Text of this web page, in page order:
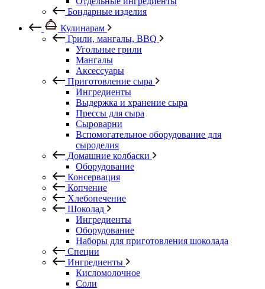
Бондарные изделия
Кулинарам
Грили, мангалы, BBQ
Угольные грили
Мангалы
Аксессуары
Приготовление сыра
Ингредиенты
Выдержка и хранение сыра
Прессы для сыра
Сыроварни
Вспомогательное оборудование для
сыроделия
Домашние колбаски
Оборудование
Консервация
Копчение
Хлебопечение
Шоколад
Ингредиенты
Оборудование
Наборы для приготовления шоколада
Специи
Ингредиенты
Кисломолочное
Соли